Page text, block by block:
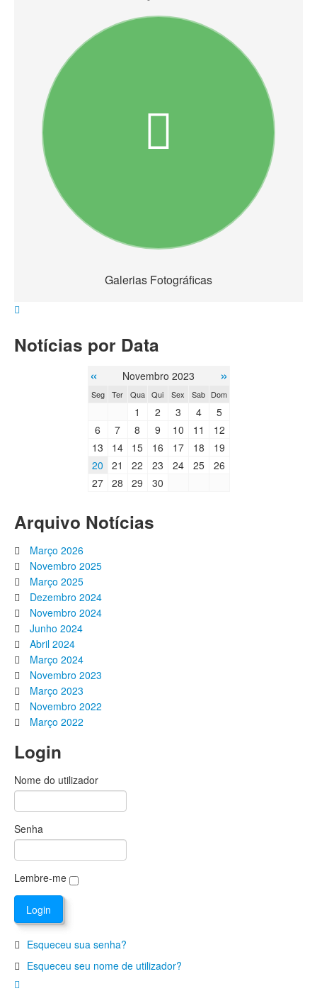
Galerias Fotográficas
Notícias por Data
« Novembro 2023 »
Seg Ter Qua Qui Sex Sab Dom
1 2 3 4
5
6
7 8 9 10 11
12
13
14 15 16 17 18
19
20
21 22 23 24 25
26
27 28 29 30
Arquivo Notícias
Março 2026
Novembro 2025
Março 2025
Dezembro 2024
Novembro 2024
Junho 2024
Abril 2024
Março 2024
Novembro 2023
Março 2023
Novembro 2022
Março 2022
Login
Nome do utilizador
Senha
Lembre-me
Esqueceu sua senha?
Esqueceu seu nome de utilizador?